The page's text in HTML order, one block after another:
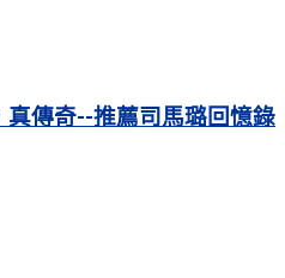
真傳奇--推薦司馬璐回憶錄